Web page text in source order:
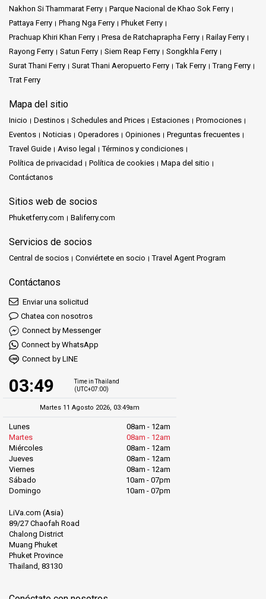
Nakhon Si Thammarat Ferry
Parque Nacional de Khao Sok Ferry
Pattaya Ferry
Phang Nga Ferry
Phuket Ferry
Prachuap Khiri Khan Ferry
Presa de Ratchaprapha Ferry
Railay Ferry
Rayong Ferry
Satun Ferry Siem Reap Ferry
Songkhla Ferry
Surat Thani Ferry
Surat Thani Aeropuerto Ferry Tak Ferry
Trang Ferry
Trat Ferry
Mapa del sitio
Inicio Destinos Schedules and Prices Estaciones
Promociones
Eventos
Noticias Operadores Opiniones
Preguntas frecuentes
Travel Guide
Aviso legal
Términos y condiciones
Política de privacidad
Política de cookies
Mapa del sitio
Contáctanos
Sitios web de socios
Phuketferry.com Baliferry.com
Servicios de socios
Central de socios Conviértete en socio Travel Agent Program
Contáctanos
Enviar una solicitud
Chatea con nosotros
Connect by Messenger
Connect by WhatsApp
Connect by LINE
03:49
Time in Thailand
(UTC+07:00)
Martes 11 Agosto 2026, 03:49am
Lunes
08am - 12am
Martes
08am - 12am
Miércoles
08am - 12am
Jueves
08am - 12am
Viernes
08am - 12am
Sábado
10am - 07pm
Domingo
10am - 07pm
LiVa.com (Asia)
89/27 Chaofah Road
Chalong District
Muang Phuket
Phuket Province
Thailand, 83130